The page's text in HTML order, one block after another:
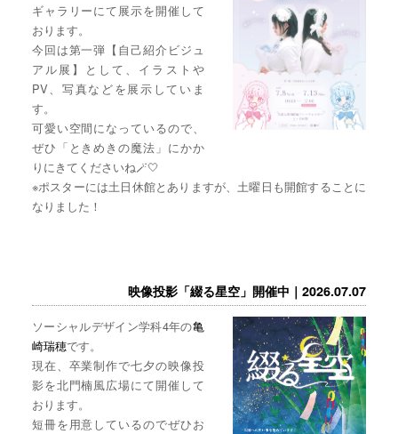
ギャラリーにて展示を開催して
おります。
今回は第一弾【自己紹介ビジュ
アル展】として、イラストや
PV、写真などを展示していま
す。
可愛い空間になっているので、
ぜひ「ときめきの魔法」にかか
りにきてくださいね🪄🤍
※ポスターには土日休館とありますが、土曜日も開館することに
なりました！
映像投影「綴る星空」開催中｜2026.07.07
ソーシャルデザイン学科4年の亀
崎瑞穂です。
現在、卒業制作で七夕の映像投
影を北門楠風広場にて開催して
おります。
短冊を用意しているのでぜひお